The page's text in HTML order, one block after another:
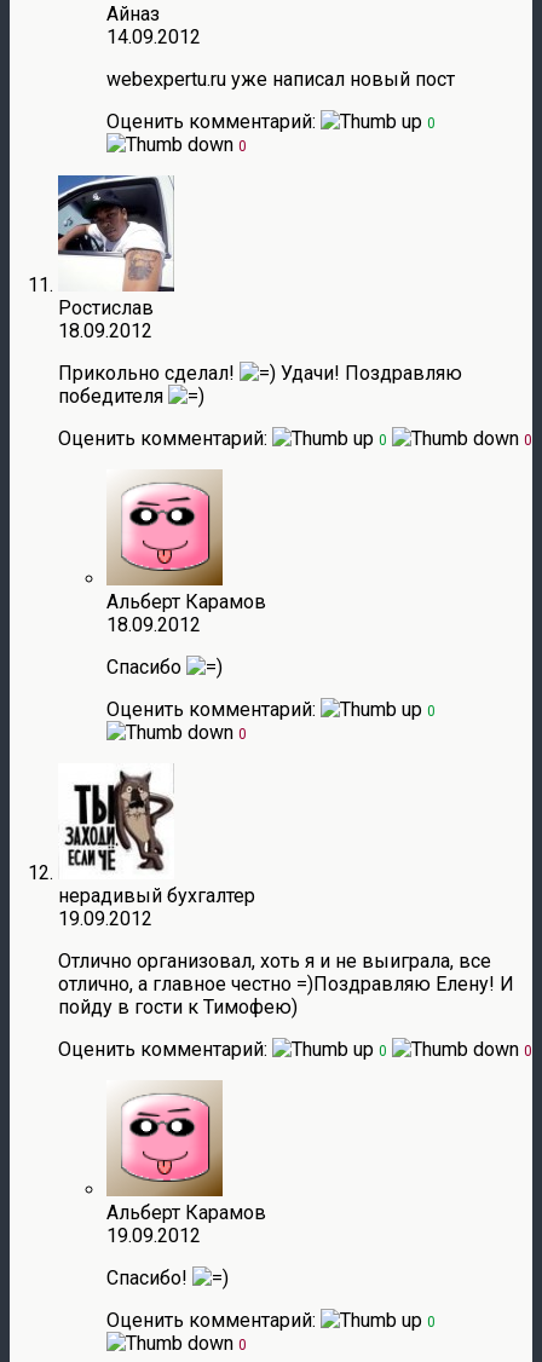
Айназ
14.09.2012
webexpertu.ru уже написал новый пост
Оценить комментарий:
0
0
Ростислав
18.09.2012
Прикольно сделал!
Удачи! Поздравляю
победителя
Оценить комментарий:
0 0
Альберт Карамов
18.09.2012
Спасибо
Оценить комментарий:
0
0
нерадивый бухгалтер
19.09.2012
Отлично организовал, хоть я и не выиграла, все
отлично, а главное честно =)Поздравляю Елену! И
пойду в гости к Тимофею)
Оценить комментарий:
0 0
Альберт Карамов
19.09.2012
Спасибо!
Оценить комментарий:
0
0